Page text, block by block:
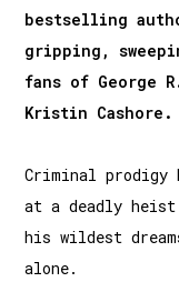
bestselling
gripping,
fans of George
Kristin Cashore.
Criminal prodigy
at a deadly heist
his wildest
alone.